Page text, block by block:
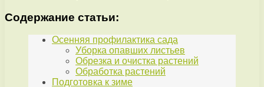
Содержание статьи:
Осенняя профилактика сада
Уборка опавших листьев
Обрезка и очистка растений
Обработка растений
Подготовка к зиме